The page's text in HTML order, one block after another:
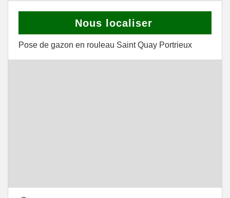
Nous localiser
Pose de gazon en rouleau Saint Quay Portrieux